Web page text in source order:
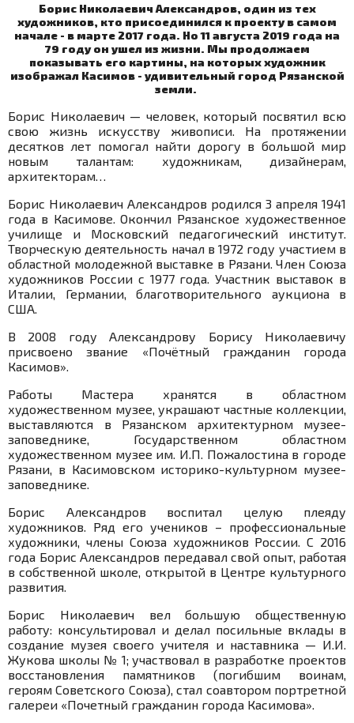
Борис Николаевич Александров, один из тех
художников, кто присоединился к проекту в самом
начале - в марте 2017 года. Но 11 августа 2019 года на
79 году он ушел из жизни. Мы продолжаем
показывать его картины, на которых художник
изображал Касимов - удивительный город Рязанской
земли.
Борис Николаевич — человек, который посвятил всю
свою жизнь искусству живописи. На протяжении
десятков лет помогал найти дорогу в большой мир
новым талантам: художникам, дизайнерам,
архитекторам…
Борис Николаевич Александров родился 3 апреля 1941
года в Касимове. Окончил Рязанское художественное
училище и Московский педагогический институт.
Творческую деятельность начал в 1972 году участием в
областной молодежной выставке в Рязани. Член Союза
художников России с 1977 года. Участник выставок в
Италии, Германии, благотворительного аукциона в
США.
В 2008 году Александрову Борису Николаевичу
присвоено звание «Почётный гражданин города
Касимов».
Работы Мастера хранятся в областном
художественном музее, украшают частные коллекции,
выставляются в Рязанском архитектурном музее-
заповеднике, Государственном областном
художественном музее им. И.П. Пожалостина в городе
Рязани, в Касимовском историко-культурном музее-
заповеднике.
Борис Александров воспитал целую плеяду
художников. Ряд его учеников – профессиональные
художники, члены Союза художников России. С 2016
года Борис Александров передавал свой опыт, работая
в собственной школе, открытой в Центре культурного
развития.
Борис Николаевич вел большую общественную
работу: консультировал и делал посильные вклады в
создание музея своего учителя и наставника — И.И.
Жукова школы № 1; участвовал в разработке проектов
восстановления памятников (погибшим воинам,
героям Советского Союза), стал соавтором портретной
галереи «Почетный гражданин города Касимова».